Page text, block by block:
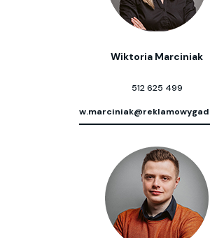
Wiktoria Marciniak
512 625 499